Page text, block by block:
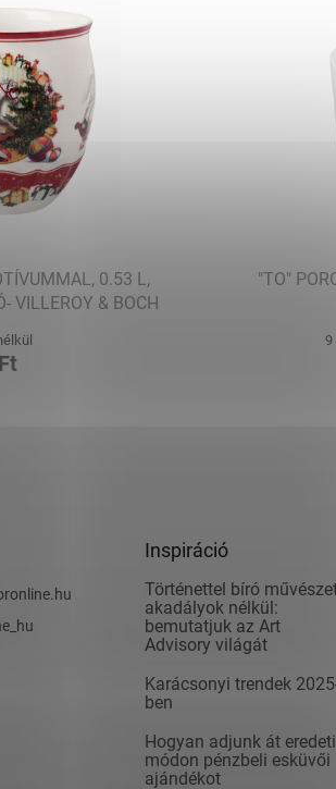
0.53 L,
VILLEROY & BOCH
"TO"
9
Inspiráció
Történettel bíró
akadályok nélkül:
bemutatjuk az Art
Advisory világát
Karácsonyi trendek
ben
Hogyan adjunk át eredeti
módon pénzbeli esküvői
ajándékot